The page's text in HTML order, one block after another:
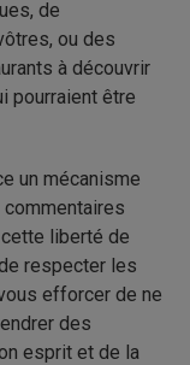
de
ou des
à découvrir
pourraient être
un mécanisme
liberté de
respecter les
efforcer de ne
des
esprit et de la